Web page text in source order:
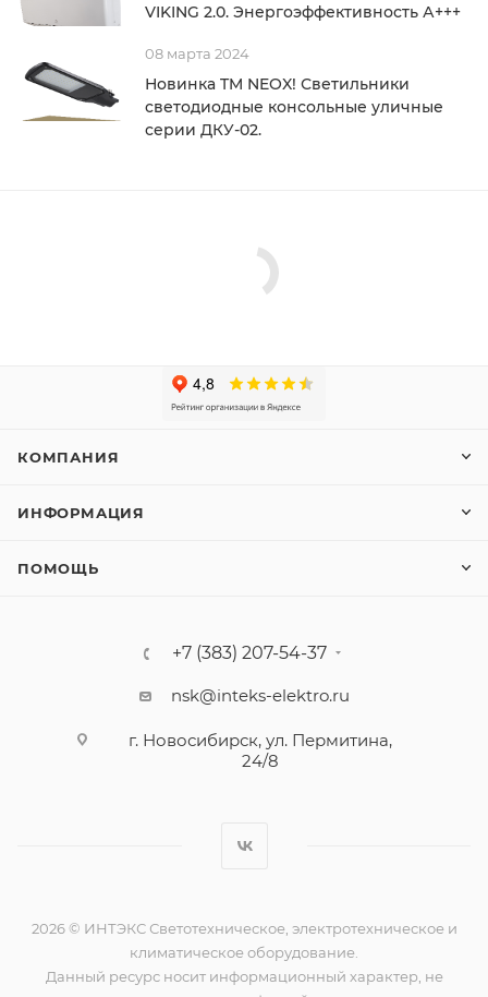
VIKING 2.0. Энергоэффективность А+++
08 марта 2024
Новинка TM NEOX! Светильники
светодиодные консольные уличные
серии ДКУ-02.
КОМПАНИЯ
ИНФОРМАЦИЯ
ПОМОЩЬ
+7 (383) 207-54-37
nsk@inteks-elektro.ru
г. Новосибирск, ул. Пермитина,
24/8
2026 © ИНТЭКС Светотехническое, электротехническое и
климатическое оборудование.
Данный ресурс носит информационный характер, не